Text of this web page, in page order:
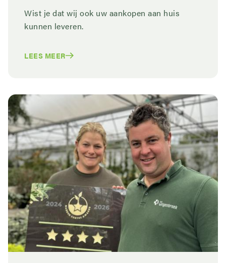
Wist je dat wij ook uw aankopen aan huis
kunnen leveren.
LEES MEER